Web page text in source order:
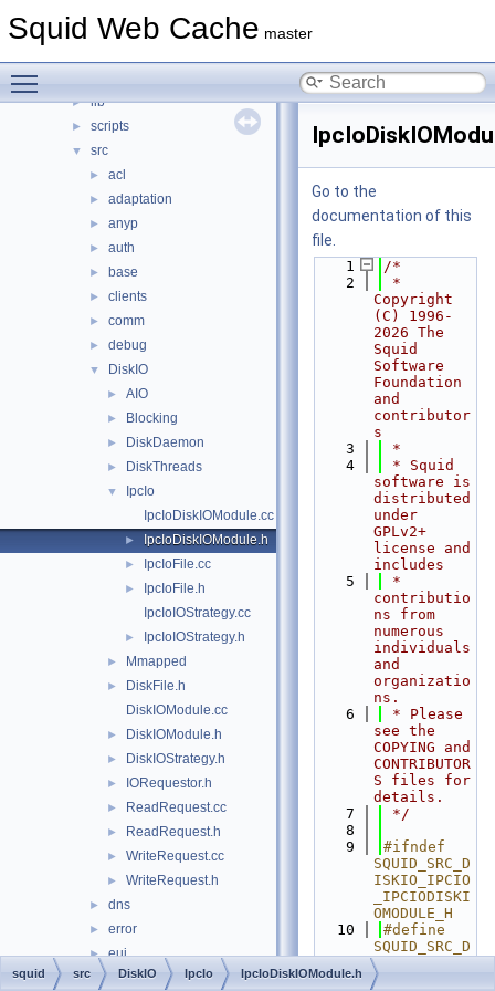
Squid Web Cache master
► compat
► lib
► scripts
▼ src
► acl
► adaptation
► anyp
► auth
► base
► clients
► comm
► debug
▼ DiskIO
► AIO
► Blocking
► DiskDaemon
► DiskThreads
▼
IpcIo
IpcIoDiskIOModule.cc
► IpcIoDiskIOModule.h
► IpcIoFile.cc
►
IpcIoFile.h
IpcIoIOStrategy.cc
► IpcIoIOStrategy.h
► Mmapped
►
DiskFile.h
DiskIOModule.cc
► DiskIOModule.h
► DiskIOStrategy.h
► IORequestor.h
► ReadRequest.cc
► ReadRequest.h
► WriteRequest.cc
► WriteRequest.h
► dns
► error
► eui
► format
Go to the
documentation of this
file.
    1
/*
    2
*
Copyright
(C) 1996-
2026 The
Squid
Software
Foundation
and
contributor
s
    3
*
    4
* Squid
software is
distributed
under
GPLv2+
license and
includes
    5
*
contributio
ns from
numerous
individuals
and
organizatio
ns.
    6
* Please
see the
COPYING and
CONTRIBUTOR
S files for
details.
    7
*/
    8
    9
#ifndef
SQUID_SRC_D
ISKIO_IPCIO
_IPCIODISKI
OMODULE_H
   10
#define
SQUID_SRC_D
ISKIO_IPCIO
_IPCIODISKI
squid src DiskIO IpcIo IpcIoDiskIOModule.h